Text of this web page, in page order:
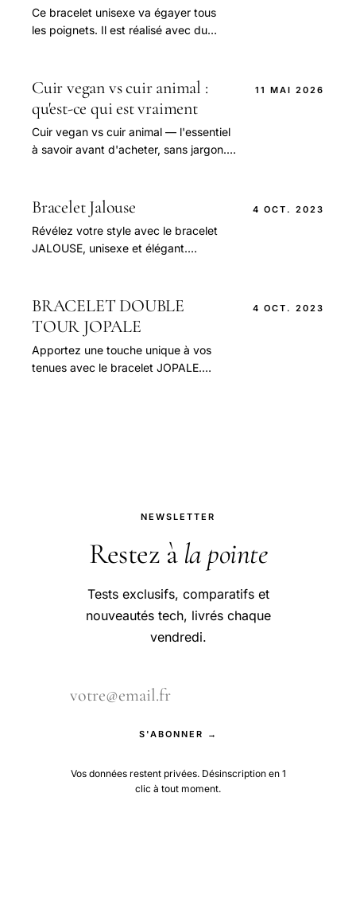
Ce bracelet unisexe va égayer tous
les poignets. Il est réalisé avec du
Cuir vegan vs cuir animal :
qu'est-ce qui est vraiment
Cuir vegan vs cuir animal — l'essentiel
à savoir avant d'acheter, sans jargon.
11 MAI 2026
Bracelet Jalouse
Révélez votre style avec le bracelet
JALOUSE, unisexe et élégant.
4 OCT. 2023
BRACELET DOUBLE
TOUR JOPALE
Apportez une touche unique à vos
tenues avec le bracelet JOPALE.
4 OCT. 2023
NEWSLETTER
Restez à la pointe
Tests exclusifs, comparatifs et
nouveautés tech, livrés chaque
vendredi.
S'ABONNER →
Vos données restent privées. Désinscription en 1
clic à tout moment.